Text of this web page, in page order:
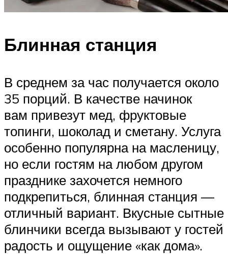
Блинная станция
В среднем за час получается около
35 порций. В качестве начинок
вам привезут мед, фруктовые
топинги, шоколад и сметану. Услуга
особенно популярна на масленицу,
но если гостям на любом другом
празднике захочется немного
подкрепиться, блинная станция —
отличный вариант. Вкусные сытные
блинчики всегда вызывают у гостей
радость и ощущение «как дома».